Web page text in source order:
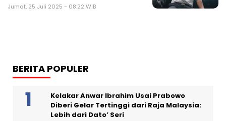
Jumat, 25 Juli 2025 - 08:22 WIB
BERITA POPULER
Kelakar Anwar Ibrahim Usai Prabowo
Diberi Gelar Tertinggi dari Raja Malaysia:
Lebih dari Dato’ Seri